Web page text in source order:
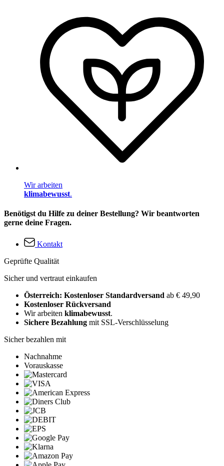
Wir arbeiten
klimabewusst.
Benötigst du Hilfe zu deiner Bestellung? Wir beantworten
gerne deine Fragen.
Kontakt
Geprüfte Qualität
Sicher und vertraut einkaufen
Österreich: Kostenloser Standardversand ab € 49,90
Kostenloser Rückversand
Wir arbeiten klimabewusst.
Sichere Bezahlung mit SSL-Verschlüsselung
Sicher bezahlen mit
Nachnahme
Vorauskasse